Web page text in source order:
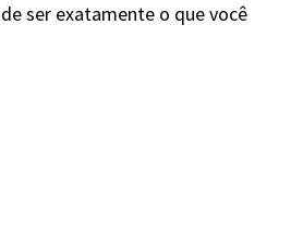
ser exatamente o que você